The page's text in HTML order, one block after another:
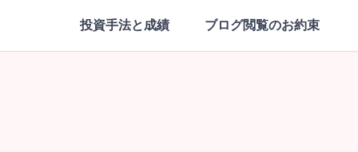
投資手法と成績 ブログ閲覧のお約束